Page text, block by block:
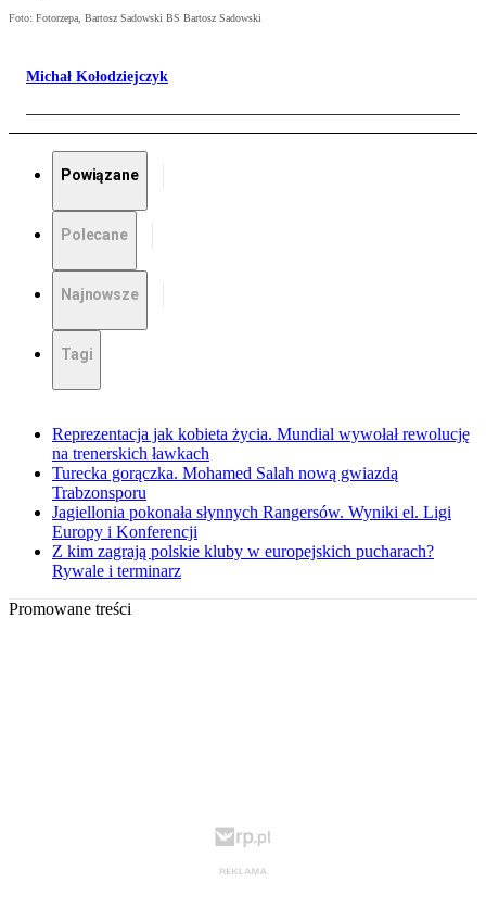
Foto: Fotorzepa, Bartosz Sadowski BS Bartosz Sadowski
Michał Kołodziejczyk
Powiązane
Polecane
Najnowsze
Tagi
Reprezentacja jak kobieta życia. Mundial wywołał rewolucję
na trenerskich ławkach
Turecka gorączka. Mohamed Salah nową gwiazdą
Trabzonsporu
Jagiellonia pokonała słynnych Rangersów. Wyniki el. Ligi
Europy i Konferencji
Z kim zagrają polskie kluby w europejskich pucharach?
Rywale i terminarz
Promowane treści